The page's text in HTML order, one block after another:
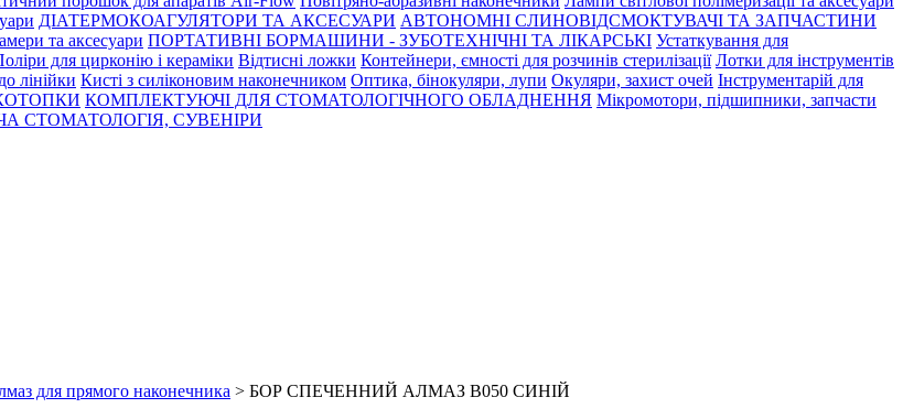
ДІАТЕРМОКОАГУЛЯТОРИ ТА АКСЕСУАРИ АВТОНОМНІ СЛИНОВІДСМОКТУВАЧІ ТА ЗАПЧАСТИНИ
та аксесуари ПОРТАТИВНІ БОРМАШИНИ - ЗУБОТЕХНІЧНІ ТА ЛІКАРСЬКІ Устаткування для
для цирконію і кераміки Відтисні ложки Контейнери, ємності для розчинів стерилізації Лотки для інструментів
лінійки Кисті з силіконовим наконечником Оптика, бінокуляри, лупи Окуляри, захист очей Інструментарій для
КОМПЛЕКТУЮЧІ ДЛЯ СТОМАТОЛОГІЧНОГО ОБЛАДНЕННЯ Мікромотори, підшипники, запчасти
СТОМАТОЛОГІЯ, СУВЕНІРИ
для прямого наконечника > БОР СПЕЧЕННИЙ АЛМАЗ B050 СИНІЙ